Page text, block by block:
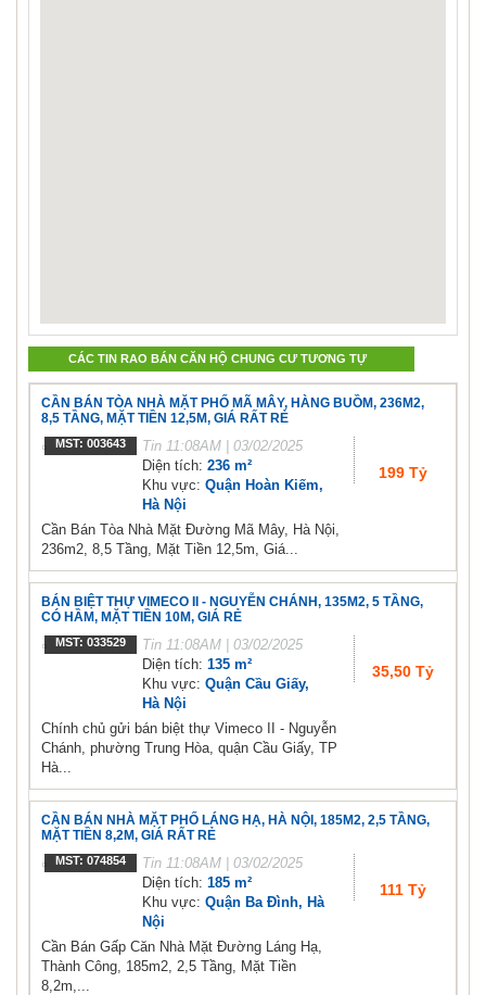
CÁC TIN RAO BÁN CĂN HỘ CHUNG CƯ TƯƠNG TỰ
CẦN BÁN TÒA NHÀ MẶT PHỐ MÃ MÂY, HÀNG BUỒM, 236M2,
8,5 TẦNG, MẶT TIỀN 12,5M, GIÁ RẤT RẺ
MST: 003643 Tin 11:08AM | 03/02/2025
Diện tích: 236 m²
Khu vực: Quận Hoàn Kiếm,
Hà Nội
199 Tỷ
Cần Bán Tòa Nhà Mặt Đường Mã Mây, Hà Nội,
236m2, 8,5 Tầng, Mặt Tiền 12,5m, Giá...
BÁN BIỆT THỰ VIMECO II - NGUYỄN CHÁNH, 135M2, 5 TẦNG,
CÓ HẦM, MẶT TIỀN 10M, GIÁ RẺ
MST: 033529 Tin 11:08AM | 03/02/2025
Diện tích: 135 m²
Khu vực: Quận Cầu Giấy,
Hà Nội
35,50 Tỷ
Chính chủ gửi bán biệt thự Vimeco II - Nguyễn
Chánh, phường Trung Hòa, quận Cầu Giấy, TP
Hà...
CẦN BÁN NHÀ MẶT PHỐ LÁNG HẠ, HÀ NỘI, 185M2, 2,5 TẦNG,
MẶT TIỀN 8,2M, GIÁ RẤT RẺ
MST: 074854 Tin 11:08AM | 03/02/2025
Diện tích: 185 m²
Khu vực: Quận Ba Đình, Hà
Nội
111 Tỷ
Cần Bán Gấp Căn Nhà Mặt Đường Láng Hạ,
Thành Công, 185m2, 2,5 Tầng, Mặt Tiền
8,2m,...